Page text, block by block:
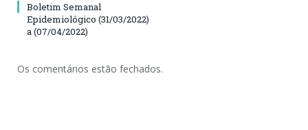
Boletim Semanal
Epidemiológico (31/03/2022)
a (07/04/2022)
Os comentários estão fechados.